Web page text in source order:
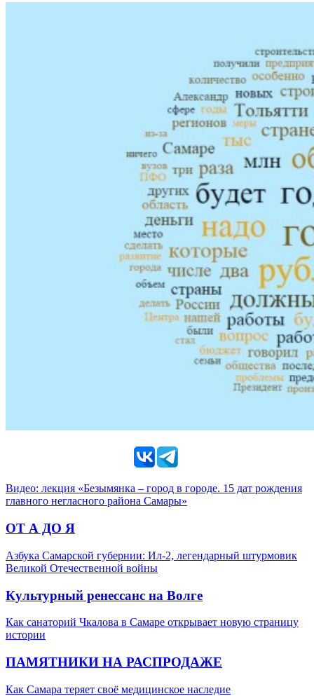
Видео: лекция «Безымянка – город в городе. 15 дат рождения
главного негласного района Самары»
ОТ А ДО Я
Азбука Самарской губернии: Ил-2, легендарный штурмовик
Великой Отечественной войны
Культурный ренессанс на Волге
Как санаторий Чкалова в Самаре открывает новую страницу
истории
ПАМЯТНИКИ НА РАСПРОДАЖЕ
Как Самара теряет своё медицинское наследие